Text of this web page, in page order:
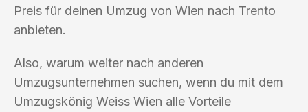
Preis für deinen Umzug von Wien nach Trento
anbieten.
Also, warum weiter nach anderen
Umzugsunternehmen suchen, wenn du mit dem
Umzugskönig Weiss Wien alle Vorteile